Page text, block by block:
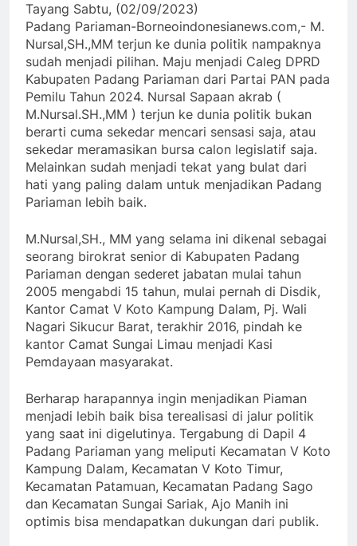
Tayang Sabtu, (02/09/2023)
Padang Pariaman-Borneoindonesianews.com,- M.
Nursal,SH.,MM terjun ke dunia politik nampaknya
sudah menjadi pilihan. Maju menjadi Caleg DPRD
Kabupaten Padang Pariaman dari Partai PAN pada
Pemilu Tahun 2024. Nursal Sapaan akrab (
M.Nursal.SH.,MM ) terjun ke dunia politik bukan
berarti cuma sekedar mencari sensasi saja, atau
sekedar meramasikan bursa calon legislatif saja.
Melainkan sudah menjadi tekat yang bulat dari
hati yang paling dalam untuk menjadikan Padang
Pariaman lebih baik.
M.Nursal,SH., MM yang selama ini dikenal sebagai
seorang birokrat senior di Kabupaten Padang
Pariaman dengan sederet jabatan mulai tahun
2005 mengabdi 15 tahun, mulai pernah di Disdik,
Kantor Camat V Koto Kampung Dalam, Pj. Wali
Nagari Sikucur Barat, terakhir 2016, pindah ke
kantor Camat Sungai Limau menjadi Kasi
Pemdayaan masyarakat.
Berharap harapannya ingin menjadikan Piaman
menjadi lebih baik bisa terealisasi di jalur politik
yang saat ini digelutinya. Tergabung di Dapil 4
Padang Pariaman yang meliputi Kecamatan V Koto
Kampung Dalam, Kecamatan V Koto Timur,
Kecamatan Patamuan, Kecamatan Padang Sago
dan Kecamatan Sungai Sariak, Ajo Manih ini
optimis bisa mendapatkan dukungan dari publik.